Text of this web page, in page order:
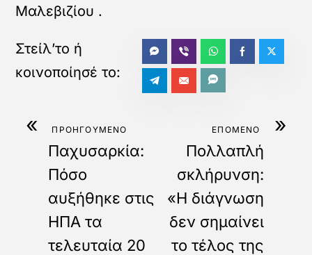
Μαλεβιζίου .
« ΠΡΟΗΓΟΥΜΕΝΟ
Παχυσαρκία:
Πόσο
αυξήθηκε στις
ΗΠΑ τα
τελευταία 20
»
ΕΠΟΜΕΝΟ
Πολλαπλή
σκλήρυνση:
«Η διάγνωση
δεν σημαίνει
το τέλος της